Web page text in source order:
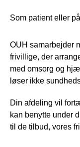
Som patient eller
OUH samarbejder
frivillige, der
med omsorg og
løser ikke
Din afdeling vil
kan benytte under
til de tilbud, vores